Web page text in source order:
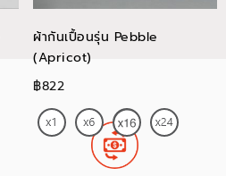
ผ้ากันเปื้อนรุ่น Pebble
(Apricot)
฿822